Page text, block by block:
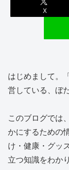
X
はじめまして。
営している、ぼ
このブログでは
かにするための
け・健康・グッ
立つ知識をわか